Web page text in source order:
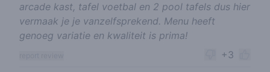
arcade kast, tafel voetbal en 2 pool tafels dus hier
vermaak je je vanzelfsprekend. Menu heeft
genoeg variatie en kwaliteit is prima!
+3